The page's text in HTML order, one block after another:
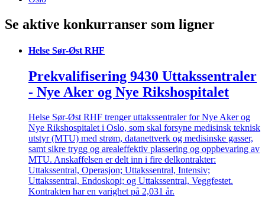
Se aktive konkurranser som ligner
Helse Sør-Øst RHF
Prekvalifisering 9430 Uttakssentraler
- Nye Aker og Nye Rikshospitalet
Helse Sør-Øst RHF trenger uttakssentraler for Nye Aker og
Nye Rikshospitalet i Oslo, som skal forsyne medisinsk teknisk
utstyr (MTU) med strøm, datanettverk og medisinske gasser,
samt sikre trygg og arealeffektiv plassering og oppbevaring av
MTU. Anskaffelsen er delt inn i fire delkontrakter:
Uttakssentral, Operasjon; Uttakssentral, Intensiv;
Uttakssentral, Endoskopi; og Uttakssentral, Veggfestet.
Kontrakten har en varighet på 2,031 år.